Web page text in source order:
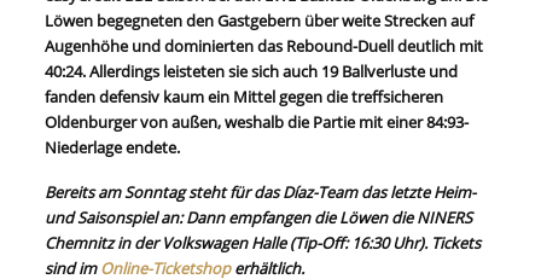
Löwen begegneten den Gastgebern über weite Strecken auf
Augenhöhe und dominierten das Rebound-Duell deutlich mit
40:24. Allerdings leisteten sie sich auch 19 Ballverluste und
fanden defensiv kaum ein Mittel gegen die treffsicheren
Oldenburger von außen, weshalb die Partie mit einer 84:93-
Niederlage endete.
Bereits am Sonntag steht für das Díaz-Team das letzte Heim-
und Saisonspiel an: Dann empfangen die Löwen die NINERS
Chemnitz in der Volkswagen Halle (Tip-Off: 16:30 Uhr). Tickets
sind imOnline-Ticketshoperhältlich.